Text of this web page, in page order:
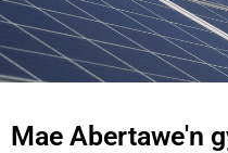
Mae Abertawe'n